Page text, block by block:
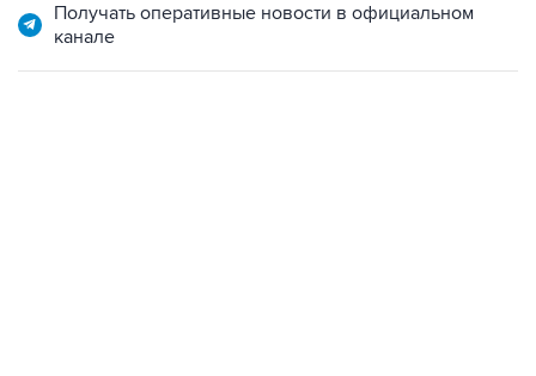
Получать оперативные новости в официальном
канале